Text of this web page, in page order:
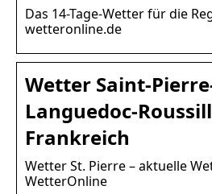
Das 14-Tage-Wetter für die
wetteronline.de
Wetter Saint-
Languedoc-
Frankreich
Wetter St. Pierre – aktuelle
WetterOnline